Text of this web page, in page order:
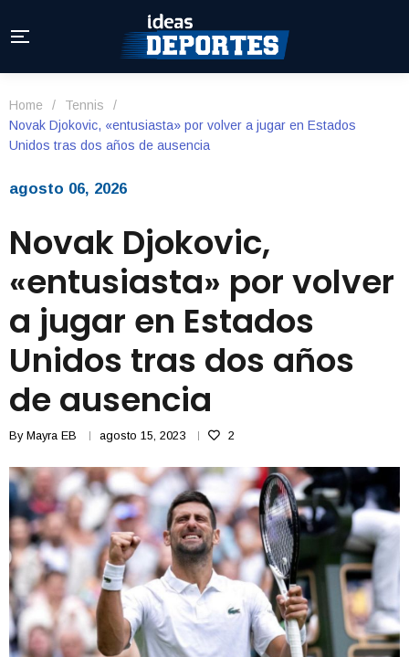
Home / Tennis
/
Novak Djokovic, «entusiasta» por volver a jugar en Estados
Unidos tras dos años de ausencia
agosto 06, 2026
Novak Djokovic,
«entusiasta» por volver
a jugar en Estados
Unidos tras dos años
de ausencia
By Mayra EB agosto 15, 2023 2